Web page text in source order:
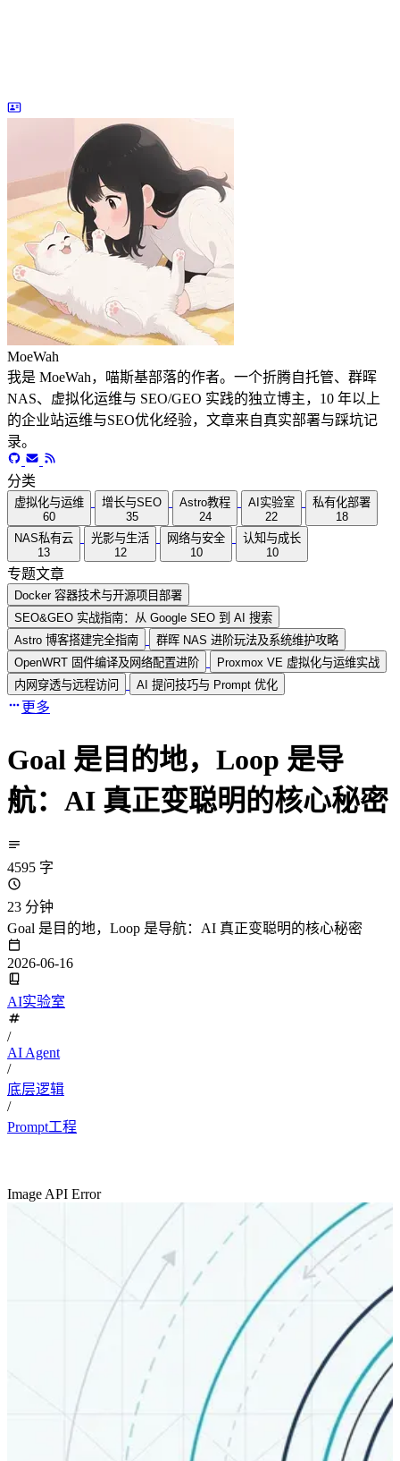
MoeWah
我是 MoeWah，喵斯基部落的作者。一个折腾自托管、群晖
NAS、虚拟化运维与 SEO/GEO 实践的独立博主，10 年以上
的企业站运维与SEO优化经验，文章来自真实部署与踩坑记
录。
分类
虚拟化与运维
60
增长与SEO
35
Astro教程
24
AI实验室
22
私有化部署
18
NAS私有云
13
光影与生活
12
网络与安全
10
认知与成长
10
专题文章
Docker 容器技术与开源项目部署
SEO&GEO 实战指南：从 Google SEO 到 AI 搜索
Astro 博客搭建完全指南
群晖 NAS 进阶玩法及系统维护攻略
OpenWRT 固件编译及网络配置进阶
Proxmox VE 虚拟化与运维实战
内网穿透与远程访问
AI 提问技巧与 Prompt 优化
更多
Goal 是目的地，Loop 是导
航：AI 真正变聪明的核心秘密
4595 字
23 分钟
Goal 是目的地，Loop 是导航：AI 真正变聪明的核心秘密
2026-06-16
AI实验室
/
AI Agent
/
底层逻辑
/
Prompt工程
Image API Error